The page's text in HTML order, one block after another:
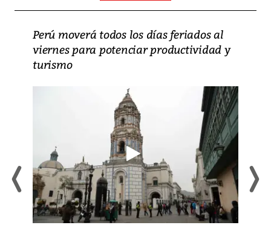
Perú moverá todos los días feriados al
viernes para potenciar productividad y
turismo